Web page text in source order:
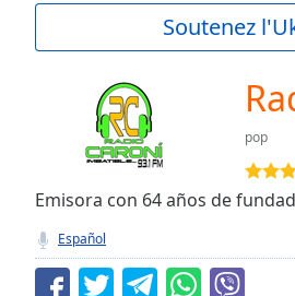
Current
TypeLIVE
live,
currently
behind
LIVE
Soutenez
pop
Emisora con 64 años de
Español